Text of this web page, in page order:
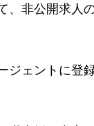
非公開求人
ェントに登